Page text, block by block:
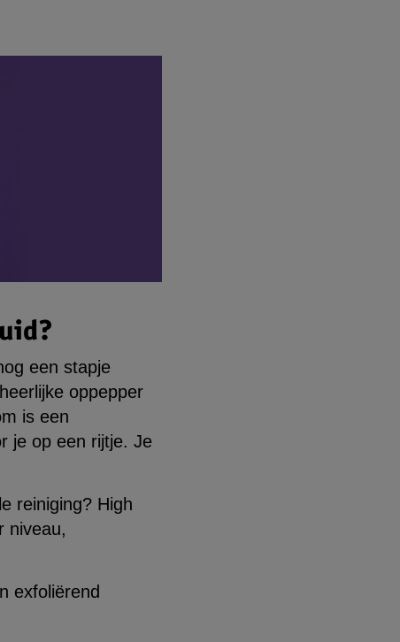
een stapje
oppepper
is een
je op een rijtje. Je
reiniging? High
niveau,
exfoliërend